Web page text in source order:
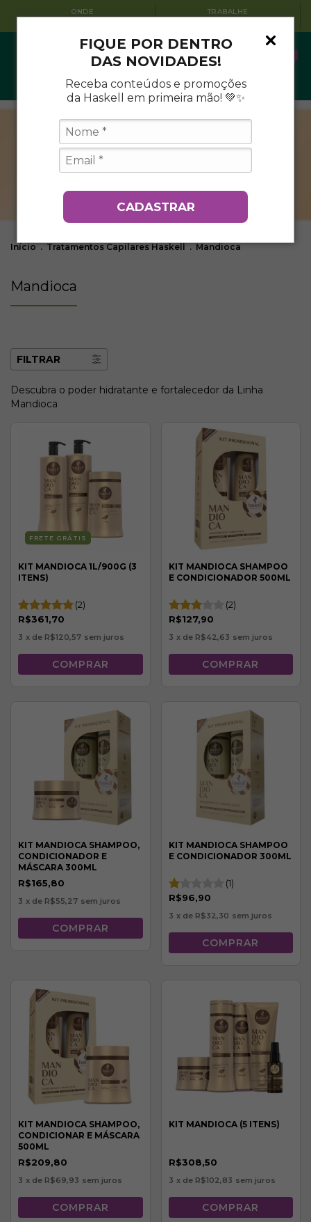
FIQUE POR DENTRO
DAS NOVIDADES!
Receba conteúdos e promoções
da Haskell em primeira mão! 💚✨
CADASTRAR
QUEM SOMOS
CONHEÇA A HASKELL
CUPOM 1ª COMPRA
BEMVINDO10
Início . Tratamentos Capilares Haskell . Mandioca
Mandioca
FILTRAR
Descubra o poder hidratante e fortalecedor da Linha
Mandioca
FRETE GRÁTIS
KIT MANDIOCA 1L/900G (3
ITENS)
(2)
R$361,70
3 x de R$120,57 sem juros
KIT MANDIOCA SHAMPOO
E CONDICIONADOR 500ML
(2)
R$127,90
3 x de R$42,63 sem juros
KIT MANDIOCA SHAMPOO,
CONDICIONADOR E
MÁSCARA 300ML
R$165,80
3 x de R$55,27 sem juros
KIT MANDIOCA SHAMPOO
E CONDICIONADOR 300ML
(1)
R$96,90
3 x de R$32,30 sem juros
KIT MANDIOCA SHAMPOO,
CONDICIONAR E MÁSCARA
500ML
R$209,80
3 x de R$69,93 sem juros
KIT MANDIOCA (5 ITENS)
R$308,50
3 x de R$102,83 sem juros